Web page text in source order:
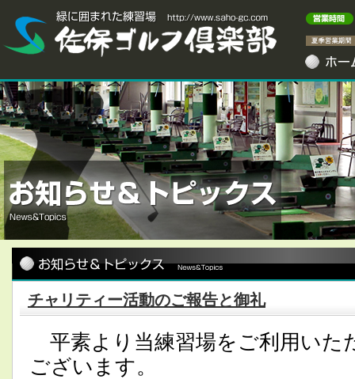
チャリティー活動のご報告と御礼
平素より当練習場をご利用いた
ございます。